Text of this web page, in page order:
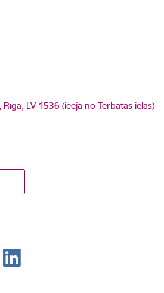
LV-1536 (ieeja no Tērbatas ielas)